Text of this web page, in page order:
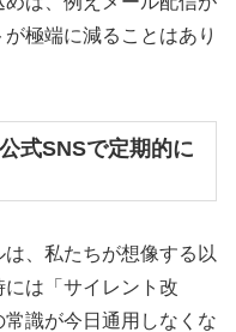
極端に減ることはあり
式SNSで定期的に
、私たちが想像する以
には「サイレント改
識が今日通用しなくな